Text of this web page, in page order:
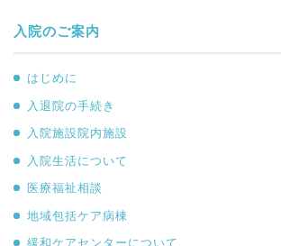
入院のご案内
はじめに
入退院の手続き
入院施設院内施設
入院生活について
医療福祉相談
地域包括ケア病棟
緩和ケアセンターについて